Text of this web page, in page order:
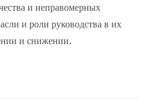
и неправомерных
и роли руководства в их
и снижении.